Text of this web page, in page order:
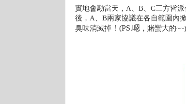
實地會勘當天 ， A、B、C三方皆
後 ，A 、B兩家協議在各自範圍內
臭味消滅掉 ！(PS.嗯 ，賭蠻大的